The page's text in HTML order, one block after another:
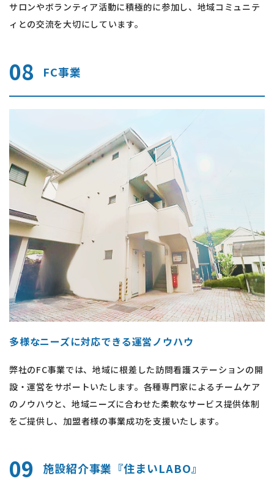
サロンやボランティア活動に積極的に参加し、地域コミュニテ
ィとの交流を大切にしています。
08 FC事業
多様なニーズに対応できる運営ノウハウ
弊社のFC事業では、地域に根差した訪問看護ステーションの開
設・運営をサポートいたします。各種専門家によるチームケア
のノウハウと、地域ニーズに合わせた柔軟なサービス提供体制
をご提供し、加盟者様の事業成功を支援いたします。
09 施設紹介事業『住まいLABO』